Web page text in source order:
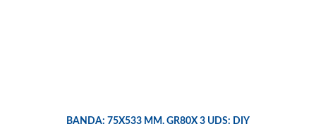
BANDA: 75X533 MM. GR80X 3 UDS: DIY